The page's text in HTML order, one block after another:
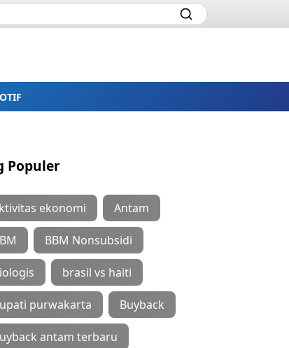
Populer
ekonomi Antam
BBM Nonsubsidi
brasil vs haiti
purwakarta Buyback
antam terbaru